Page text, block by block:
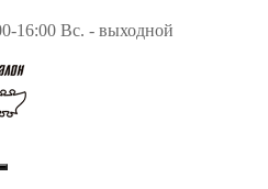
16:00 Вс. - выходной